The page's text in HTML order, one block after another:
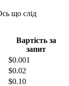
що слід
Вартість за
запит
$0.001
$0.02
$0.10